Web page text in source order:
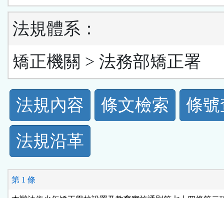
法規體系：
矯正機關 > 法務部矯正署
法
規
功
能
法規內容 條文檢索
條
法規沿革
第 1 條